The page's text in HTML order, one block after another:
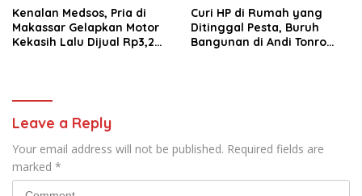
Kenalan Medsos, Pria di
Makassar Gelapkan Motor
Kekasih Lalu Dijual Rp3,2
Curi HP di Rumah yang
Ditinggal Pesta, Buruh
Bangunan di Andi Tonro
Leave a Reply
Your email address will not be published. Required fields are
marked *